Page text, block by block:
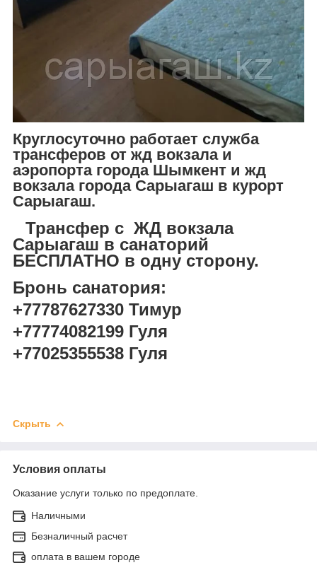
Круглосуточно работает служба
трансферов от жд вокзала и
аэропорта города Шымкент и жд
вокзала города Сарыагаш в курорт
Сарыагаш.
Трансфер с ЖД вокзала
Сарыагаш в санаторий
БЕСПЛАТНО в одну сторону.
Бронь санатория:
+77787627330 Тимур
+77774082199 Гуля
+77025355538 Гуля
Скрыть
Условия оплаты
Оказание услуги только по предоплате.
Наличными
Безналичный расчет
оплата в вашем городе